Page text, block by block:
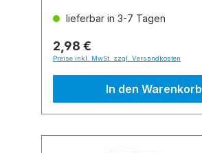
lieferbar in 3-7 Tagen
2,98 €
Preise inkl. MwSt. zzgl. Versandkosten
In den Warenkorb